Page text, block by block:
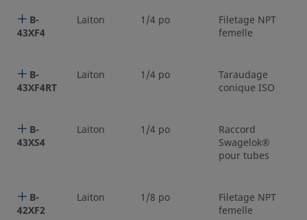
B-
43XF4
Laiton 1/4 po
Filetage NPT
femelle
B-
43XF4RT
Laiton 1/4 po
Taraudage
conique ISO
B-
43XS4
Laiton 1/4 po
Raccord
Swagelok®
pour tubes
B-
42XF2
Laiton 1/8 po
Filetage NPT
femelle